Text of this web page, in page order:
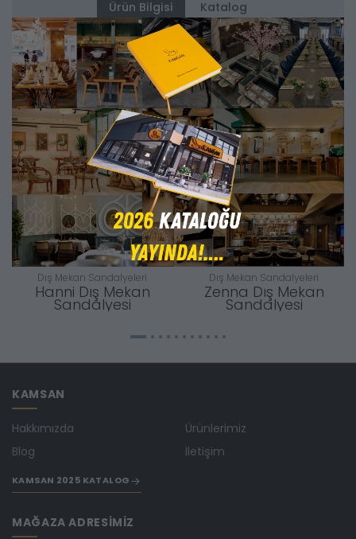
Ürün Bilgisi Katalog
Alternatifler
Dış Mekan Sandalyeleri
Hanni Dış Mekan
Sandalyesi
Dış Mekan Sandalyeleri
Zenna Dış Mekan
Sandalyesi
KAMSAN
Hakkımızda Ürünlerimiz
Blog İletişim
KAMSAN 2025 KATALOG
MAĞAZA ADRESİMİZ